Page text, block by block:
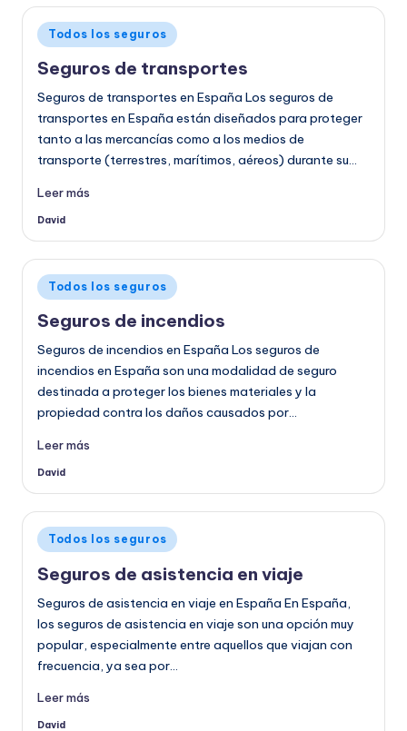
Publicado
en
Todos los seguros
Seguros de transportes
Seguros de transportes en España Los seguros de
transportes en España están diseñados para proteger
tanto a las mercancías como a los medios de
transporte (terrestres, marítimos, aéreos) durante su…
Leer más
Publicado
David
Publicado
en
Todos los seguros
Seguros de incendios
Seguros de incendios en España Los seguros de
incendios en España son una modalidad de seguro
destinada a proteger los bienes materiales y la
propiedad contra los daños causados por…
Leer más
Publicado
David
Publicado
en
Todos los seguros
Seguros de asistencia en viaje
Seguros de asistencia en viaje en España En España,
los seguros de asistencia en viaje son una opción muy
popular, especialmente entre aquellos que viajan con
frecuencia, ya sea por…
Leer más
David